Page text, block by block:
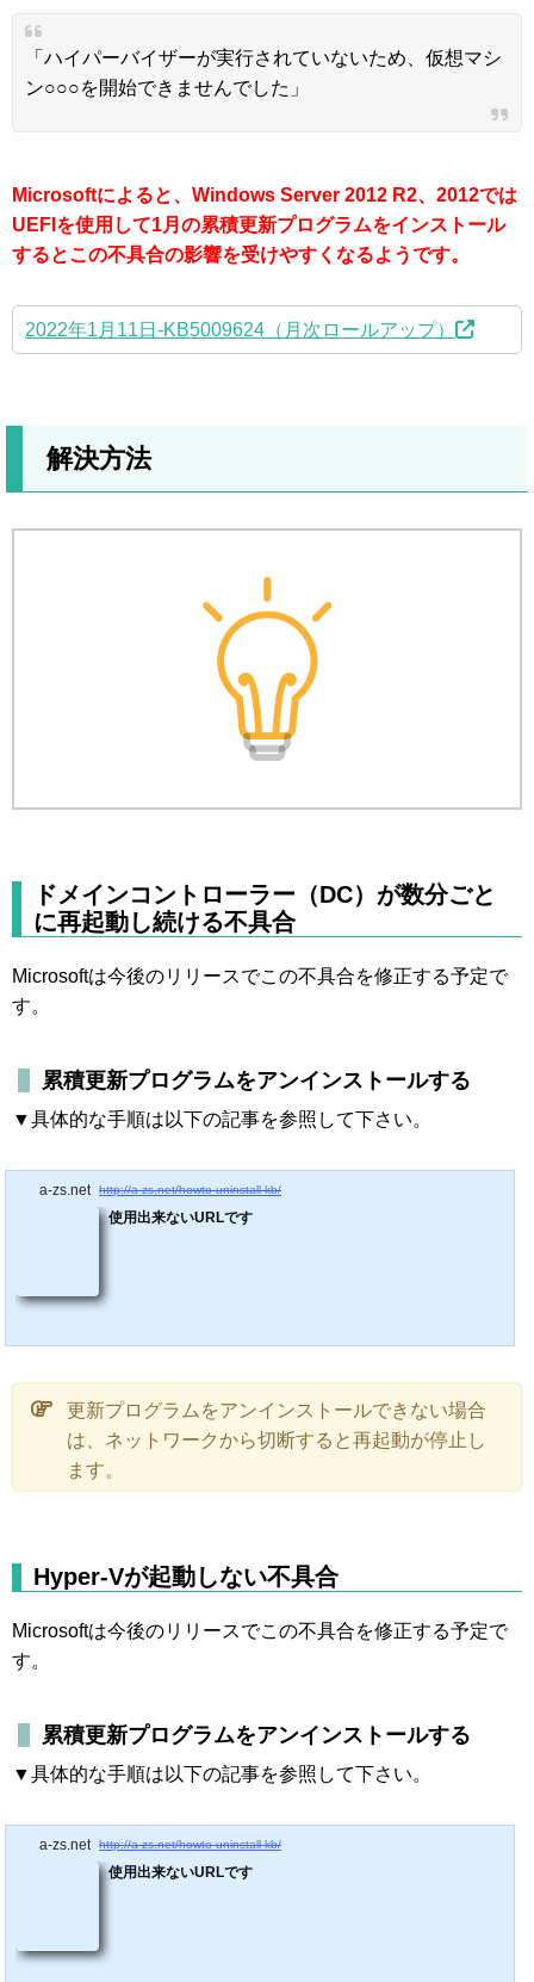
「ハイパーバイザーが実行されていないため、仮想マシ
ン○○○を開始できませんでした」
Microsoftによると、Windows Server 2012 R2、2012では
UEFIを使用して1月の累積更新プログラムをインストール
するとこの不具合の影響を受けやすくなるようです。
2022年1月11日-KB5009624（月次ロールアップ）
解決方法
ドメインコントローラー（DC）が数分ごと
に再起動し続ける不具合
Microsoftは今後のリリースでこの不具合を修正する予定で
す。
累積更新プログラムをアンインストールする
▼具体的な手順は以下の記事を参照して下さい。
a-zs.net http://a-zs.net/howto-uninstall-kb/
使用出来ないURLです
更新プログラムをアンインストールできない場合
は、ネットワークから切断すると再起動が停止し
ます。
Hyper-Vが起動しない不具合
Microsoftは今後のリリースでこの不具合を修正する予定で
す。
累積更新プログラムをアンインストールする
▼具体的な手順は以下の記事を参照して下さい。
a-zs.net http://a-zs.net/howto-uninstall-kb/
使用出来ないURLです